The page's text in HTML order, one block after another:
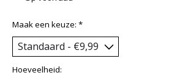
Maak een keuze: *
Hoeveelheid: